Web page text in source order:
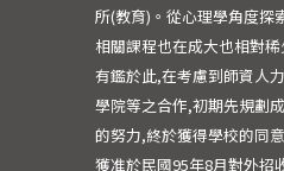
所(教育)。從心理學角度探
相關課程也在成大也相對稀
有鑑於此,在考慮到師資人
學院等之合作,初期先規劃
的努力,終於獲得學校的同
獲准於民國95年8月對外招